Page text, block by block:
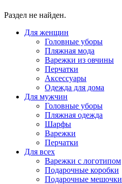
Раздел не найден.
Для женщин
Головные уборы
Пляжная мода
Варежки из овчины
Перчатки
Аксессуары
Одежда для дома
Для мужчин
Головные уборы
Пляжная одежда
Шарфы
Варежки
Перчатки
Для всех
Варежки с логотипом
Подарочные коробки
Подарочные мешочки